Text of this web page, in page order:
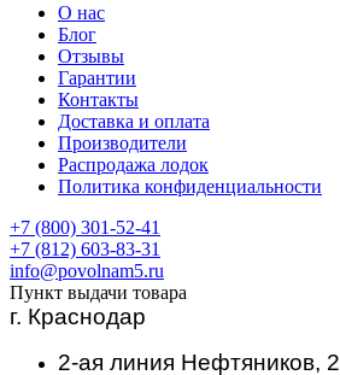
О нас
Блог
Отзывы
Гарантии
Контакты
Доставка и оплата
Производители
Распродажа лодок
Политика конфиденциальности
+7 (800) 301-52-41
+7 (812) 603-83-31
info@povolnam5.ru
Пункт выдачи товара
г. Краснодар
2-ая линия Нефтяников, 2